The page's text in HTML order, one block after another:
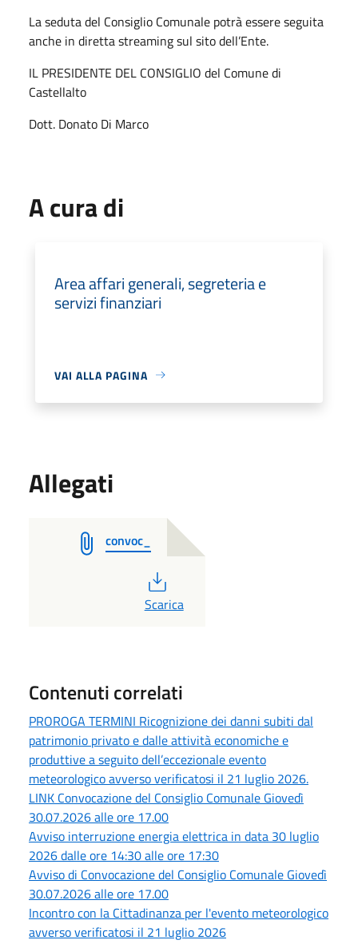
La seduta del Consiglio Comunale potrà essere seguita
anche in diretta streaming sul sito dell’Ente.
IL PRESIDENTE DEL CONSIGLIO del Comune di
Castellalto
Dott. Donato Di Marco
A cura di
Area affari generali, segreteria e
servizi finanziari
VAI ALLA PAGINA
Allegati
convoc_
PDF
Scarica
Contenuti correlati
PROROGA TERMINI Ricognizione dei danni subiti dal
patrimonio privato e dalle attività economiche e
produttive a seguito dell’eccezionale evento
meteorologico avverso verificatosi il 21 luglio 2026.
LINK Convocazione del Consiglio Comunale Giovedì
30.07.2026 alle ore 17.00
Avviso interruzione energia elettrica in data 30 luglio
2026 dalle ore 14:30 alle ore 17:30
Avviso di Convocazione del Consiglio Comunale Giovedì
30.07.2026 alle ore 17.00
Incontro con la Cittadinanza per l'evento meteorologico
avverso verificatosi il 21 luglio 2026